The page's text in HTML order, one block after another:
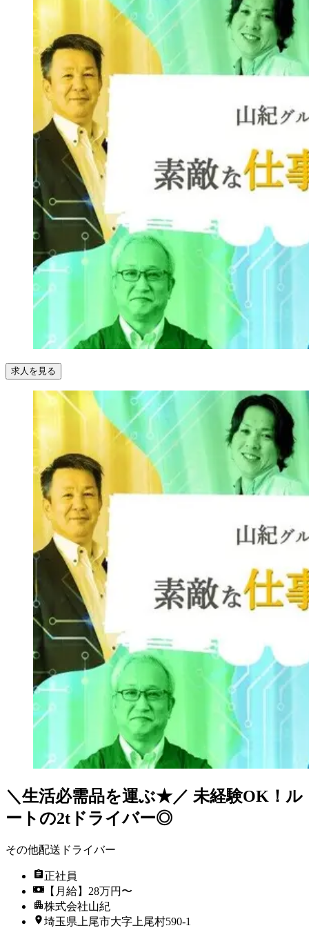
求人を見る
＼生活必需品を運ぶ★／ 未経験OK！ル
ートの2tドライバー◎
その他配送ドライバー
正社員
【月給】28万円〜
株式会社山紀
埼玉県上尾市大字上尾村590-1